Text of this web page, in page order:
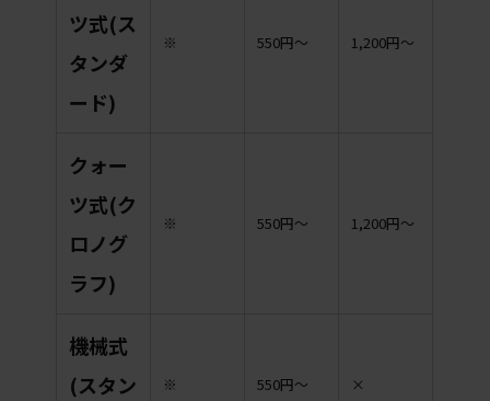
ツ式(ス
タンダ
ード)
※ 550円〜 1,200円〜
クォー
ツ式(ク
ロノグ
ラフ)
※ 550円〜 1,200円〜
機械式
(スタン
※ 550円〜 ×